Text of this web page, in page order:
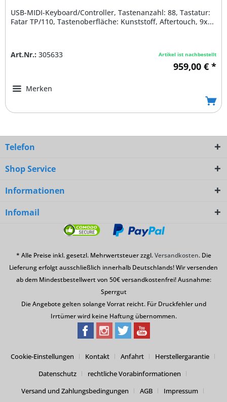
USB-MIDI-Keyboard/Controller, Tastenanzahl: 88, Tastatur:
Fatar TP/110, Tastenoberfläche: Kunststoff, Aftertouch, 9x...
Art.Nr.: 305633 Artikel ist nachbestellt
959,00 € *
Merken
Telefon
Shop Service
Informationen
Infomail
* Alle Preise inkl. gesetzl. Mehrwertsteuer zzgl.Versandkosten. Die
Lieferung erfolgt ausschließlich innerhalb Deutschlands! Wir versenden
ab dem Mindestbestellwert von 50€ versandkostenfrei! Ausnahme:
Sperrgut
Die Angebote gelten solange Vorrat reicht. Für Druckfehler und
Irrtümer wird keine Haftung übernommen.
Cookie-Einstellungen Kontakt Anfahrt
Herstellergarantie
Datenschutz
rechtliche Vorabinformationen
Versand und Zahlungsbedingungen
AGB Impressum